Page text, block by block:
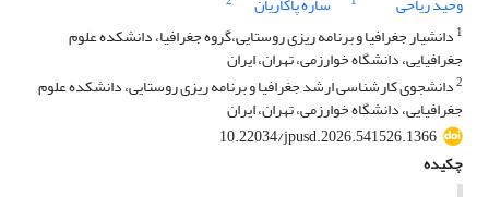
1 دانشیار جغرافیا و برنامه ریزی روستایی،گروه جغرافیا، دانشکده علوم
جغرافیایی، دانشگاه خوارزمی، تهران، ایران
2دانشجوی کارشناسی ارشد جغرافیا و برنامه ریزی روستایی، دانشکده علوم
جغرافیایی، دانشگاه خوارزمی، تهران، ایران
10.22034/jpusd.2026.541526.1366
چکیده